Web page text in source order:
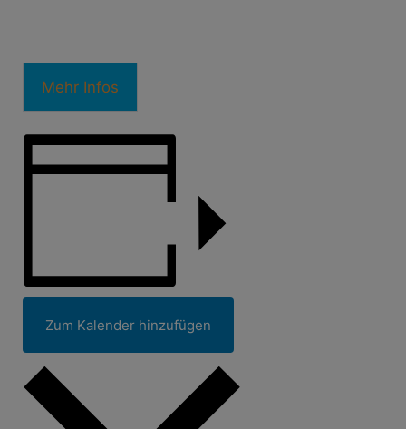
Mehr Infos
Zum Kalender hinzufügen